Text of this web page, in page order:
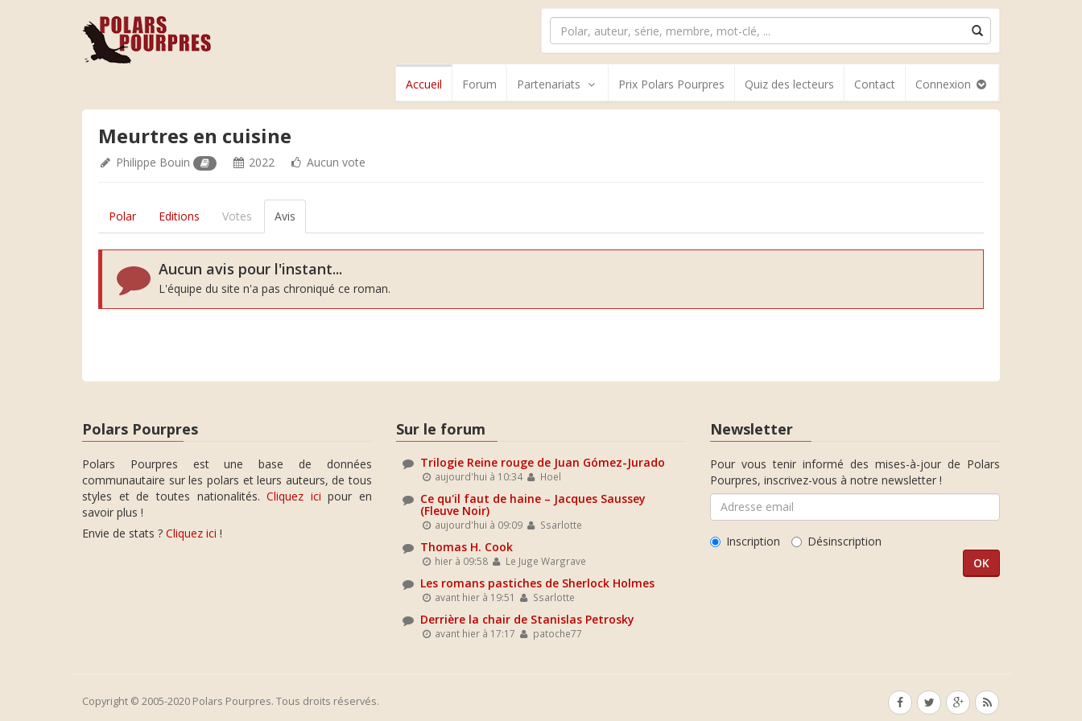
Accueil Forum Partenariats Prix Polars Pourpres Quiz des lecteurs Contact Connexion
Meurtres en cuisine
Philippe Bouin 2022 Aucun vote
Polar Editions Votes Avis
Aucun avis pour l'instant...
L'équipe du site n'a pas chroniqué ce roman.
Polars Pourpres
Polars Pourpres est une base de données
communautaire sur les polars et leurs auteurs, de tous
styles et de toutes nationalités.Cliquez ici pour en
savoir plus !
Envie de stats ? Cliquez ici !
Sur le forum
Trilogie Reine rouge de Juan Gómez-Jurado
aujourd'hui à 10:34 Hoel
Ce qu'il faut de haine – Jacques Saussey
(Fleuve Noir)
aujourd'hui à 09:09 Ssarlotte
Thomas H. Cook
hier à 09:58 Le Juge Wargrave
Les romans pastiches de Sherlock Holmes
avant hier à 19:51 Ssarlotte
Derrière la chair de Stanislas Petrosky
avant hier à 17:17 patoche77
Newsletter
Pour vous tenir informé des mises-à-jour de Polars
Pourpres, inscrivez-vous à notre newsletter !
Inscription Désinscription
Copyright © 2005-2020 Polars Pourpres. Tous droits réservés.